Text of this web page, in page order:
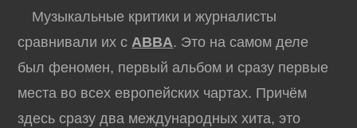
Музыкальные критики и журналисты
сравнивали их сABBA. Это на самом деле
был феномен, первый альбом и сразу первые
места во всех европейских чартах. Причём
здесь сразу два международных хита, это